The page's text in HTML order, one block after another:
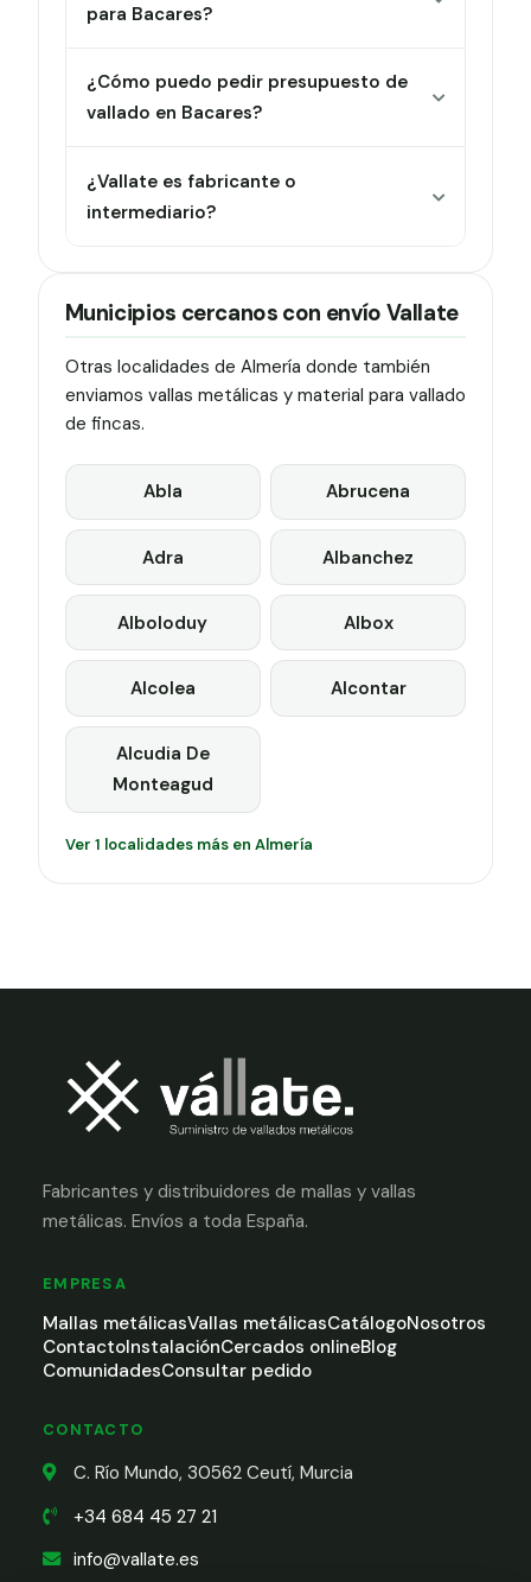
para Bacares?
¿Cómo puedo pedir presupuesto de
vallado en Bacares?
¿Vallate es fabricante o
intermediario?
Municipios cercanos con envío Vallate
Otras localidades de Almería donde también
enviamos vallas metálicas y material para vallado
de fincas.
Abla Abrucena
Adra Albanchez
Alboloduy Albox
Alcolea Alcontar
Alcudia De
Monteagud
Ver 1 localidades más en Almería
Fabricantes y distribuidores de mallas y vallas
metálicas. Envíos a toda España.
EMPRESA
Mallas metálicasVallas metálicasCatálogoNosotros
ContactoInstalaciónCercados onlineBlog
ComunidadesConsultar pedido
CONTACTO
C. Río Mundo, 30562 Ceutí, Murcia
+34 684 45 27 21
info@vallate.es